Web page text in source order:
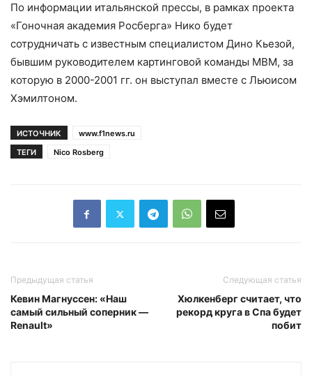
По информации итальянской прессы, в рамках проекта
«Гоночная академия Росберга» Нико будет
сотрудничать с известным специалистом Дино Кьезой,
бывшим руководителем картинговой команды MBM, за
которую в 2000-2001 гг. он выступал вместе с Льюисом
Хэмилтоном.
ИСТОЧНИК
www.f1news.ru
ТЕГИ
Nico Rosberg
Предыдущая статья
Кевин Магнуссен: «Наш
самый сильный соперник —
Renault»
Следующая статья
Хюлкенберг считает, что
рекорд круга в Спа будет
побит